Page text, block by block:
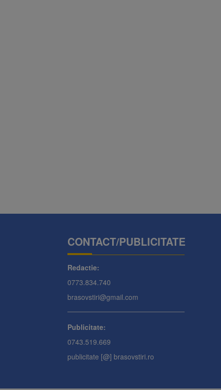
CONTACT/PUBLICITATE
Redactie:
0773.834.740
brasovstiri@gmail.com
Publicitate:
0743.519.669
publicitate [@] brasovstiri.ro